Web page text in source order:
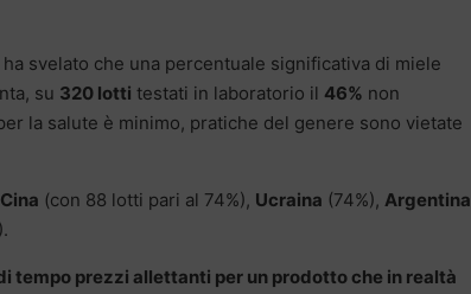
svelato che una percentuale significativa di miele
su 320 lotti testati in laboratorio il 46% non
la salute è minimo, pratiche del genere sono vietate
Cina (con 88 lotti pari al 74%), Ucraina (74%), Argentina
tempo prezzi allettanti per un prodotto che in realtà